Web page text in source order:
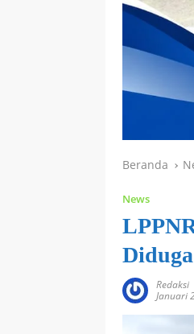
Beranda
News
Redaksi
Januari